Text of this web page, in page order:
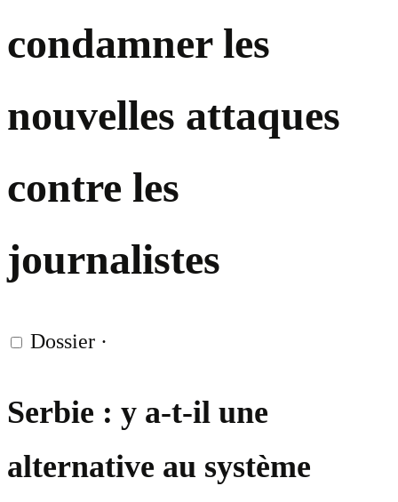
condamner les
nouvelles attaques
contre les
journalistes
Dossier ·
Serbie : y a-t-il une
alternative au système